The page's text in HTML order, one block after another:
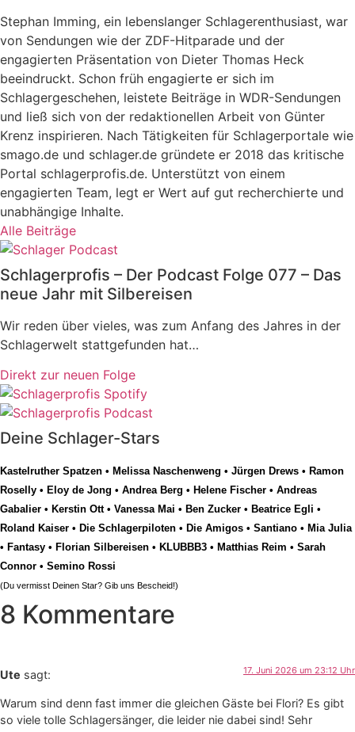
Stephan Imming, ein lebenslanger Schlagerenthusiast, war
von Sendungen wie der ZDF-Hitparade und der
engagierten Präsentation von Dieter Thomas Heck
beeindruckt. Schon früh engagierte er sich im
Schlagergeschehen, leistete Beiträge in WDR-Sendungen
und ließ sich von der redaktionellen Arbeit von Günter
Krenz inspirieren. Nach Tätigkeiten für Schlagerportale wie
smago.de und schlager.de gründete er 2018 das kritische
Portal schlagerprofis.de. Unterstützt von einem
engagierten Team, legt er Wert auf gut recherchierte und
unabhängige Inhalte.
Alle Beiträge
Schlagerprofis – Der Podcast Folge 077 – Das
neue Jahr mit Silbereisen
Wir reden über vieles, was zum Anfang des Jahres in der
Schlagerwelt stattgefunden hat…
Direkt zur neuen Folge
Deine Schlager-Stars
Kastelruther Spatzen • Melissa Naschenweng • Jürgen Drews • Ramon
Roselly • Eloy de Jong • Andrea Berg • Helene Fischer • Andreas
Gabalier • Kerstin Ott• Vanessa Mai • Ben Zucker • Beatrice Egli •
Roland Kaiser • Die Schlagerpiloten • Die Amigos • Santiano • Mia Julia
• Fantasy • Florian Silbereisen • KLUBBB3 • Matthias Reim • Sarah
Connor • Semino Rossi
(Du vermisst Deinen Star? Gib uns Bescheid!)
8 Kommentare
Ute sagt: 17. Juni 2026 um 23:12 Uhr
Warum sind denn fast immer die gleichen Gäste bei Flori? Es gibt
so viele tolle Schlagersänger, die leider nie dabei sind! Sehr